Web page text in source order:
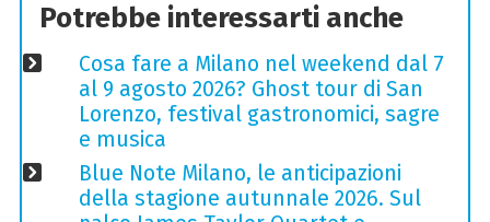
Potrebbe interessarti anche
Cosa fare a Milano nel weekend dal 7
al 9 agosto 2026? Ghost tour di San
Lorenzo, festival gastronomici, sagre
e musica
Blue Note Milano, le anticipazioni
della stagione autunnale 2026. Sul